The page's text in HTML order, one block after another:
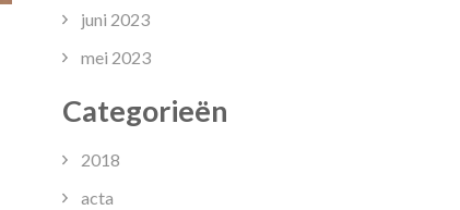
juni 2023
mei 2023
Categorieën
2018
acta